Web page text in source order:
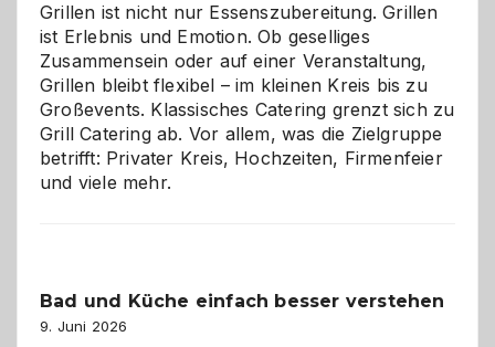
Grillen ist nicht nur Essenszubereitung. Grillen
ist Erlebnis und Emotion. Ob geselliges
Zusammensein oder auf einer Veranstaltung,
Grillen bleibt flexibel – im kleinen Kreis bis zu
Großevents. Klassisches Catering grenzt sich zu
Grill Catering ab. Vor allem, was die Zielgruppe
betrifft: Privater Kreis, Hochzeiten, Firmenfeier
und viele mehr.
Bad und Küche einfach besser verstehen
9. Juni 2026